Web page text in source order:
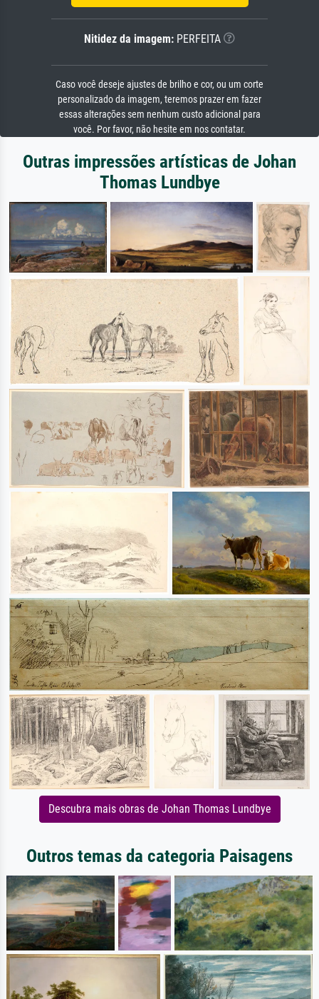
Nitidez da imagem: PERFEITA
Caso você deseje ajustes de brilho e cor, ou um corte
personalizado da imagem, teremos prazer em fazer
essas alterações sem nenhum custo adicional para
você. Por favor, não hesite em nos contatar.
Outras impressões artísticas de Johan
Thomas Lundbye
Descubra mais obras de Johan Thomas Lundbye
Outros temas da categoria Paisagens